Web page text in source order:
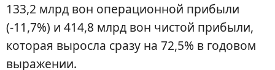
133,2 млрд вон операционной прибыли
(-11,7%) и 414,8 млрд вон чистой прибыли,
которая выросла сразу на 72,5% в годовом
выражении.